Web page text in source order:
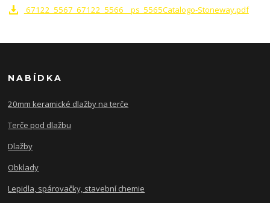
67122_5567_67122_5566__ps_5565Catalogo-Stoneway.pdf
NABÍDKA
20mm keramické dlažby na terče
Terče pod dlažbu
Dlažby
Obklady
Lepidla, spárovačky, stavební chemie